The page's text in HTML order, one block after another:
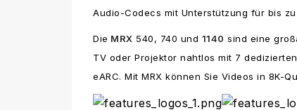
Audio-Codecs mit Unterstützung für bis
Die MRX 540, 740 und 1140 sind eine
TV oder Projektor nahtlos mit 7
eARC. Mit MRX können Sie Videos in 8K-